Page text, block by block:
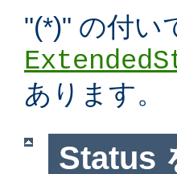
"(*)" の付い
あります。
Status